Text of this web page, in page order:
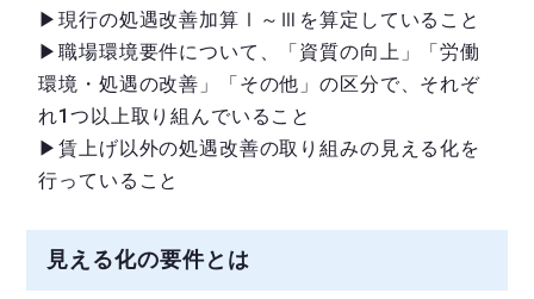
▶現行の処遇改善加算Ⅰ～Ⅲを算定していること
▶職場環境要件について、「資質の向上」「労働
環境・処遇の改善」「その他」の区分で、それぞ
れ1つ以上取り組んでいること
▶賃上げ以外の処遇改善の取り組みの見える化を
行っていること
見える化の要件とは